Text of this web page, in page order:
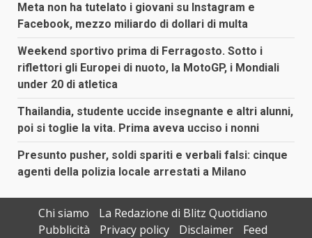
Meta non ha tutelato i giovani su Instagram e
Facebook, mezzo miliardo di dollari di multa
Weekend sportivo prima di Ferragosto. Sotto i
riflettori gli Europei di nuoto, la MotoGP, i Mondiali
under 20 di atletica
Thailandia, studente uccide insegnante e altri alunni,
poi si toglie la vita. Prima aveva ucciso i nonni
Presunto pusher, soldi spariti e verbali falsi: cinque
agenti della polizia locale arrestati a Milano
Chi siamo
La Redazione di Blitz Quotidiano
Pubblicità
Privacy policy Disclaimer Feed